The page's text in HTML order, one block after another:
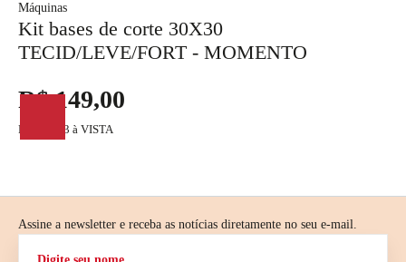
Máquinas
Kit bases de corte 30X30
TECID/LEVE/FORT - MOMENTO
R$ 149,00
R$ 129,63 à VISTA
Assine a newsletter e receba as notícias diretamente no seu e-mail.